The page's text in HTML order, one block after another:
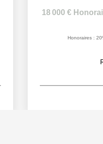
18 000 €
Honoraires :